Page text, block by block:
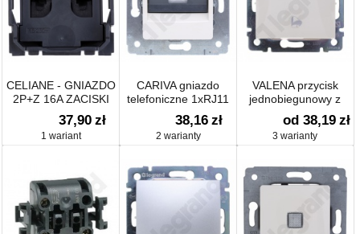
CELIANE - GNIAZDO
2P+Z 16A ZACISKI
ŚRUBOWE
37,90 zł
1 wariant
CARIVA gniazdo
telefoniczne 1xRJ11
38,16 zł
2 warianty
VALENA przycisk
jednobiegunowy z
symbolem dzwonka
od 38,19 zł
3 warianty